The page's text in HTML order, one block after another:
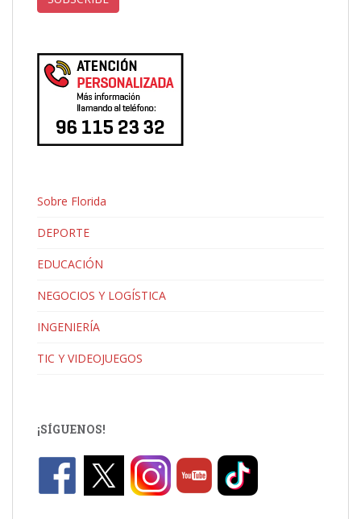
Sobre Florida
DEPORTE
EDUCACIÓN
NEGOCIOS Y LOGÍSTICA
INGENIERÍA
TIC Y VIDEOJUEGOS
¡SÍGUENOS!